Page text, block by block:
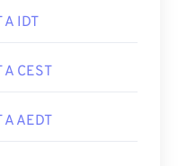
A IDT
A CEST
A AEDT